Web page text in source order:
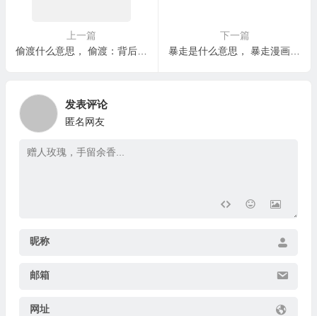
上一篇
偷渡什么意思， 偷渡：背后的人性与社会困境
下一篇
暴走是什么意思， 暴走漫画的艺术风格与社会意义
发表评论
匿名网友
昵称
邮箱
网址